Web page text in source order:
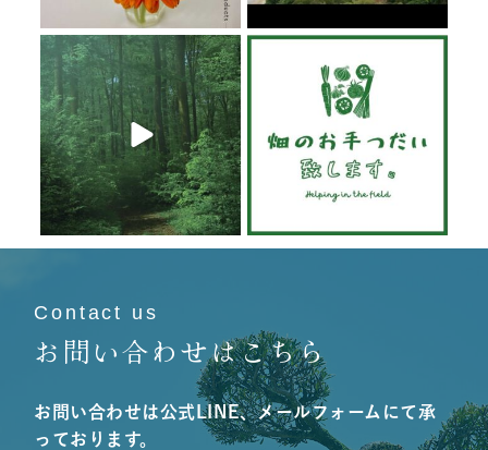
6月 20
6月 19
Contact us
お問い合わせはこちら
お問い合わせは公式LINE、メールフォームにて承
っております。